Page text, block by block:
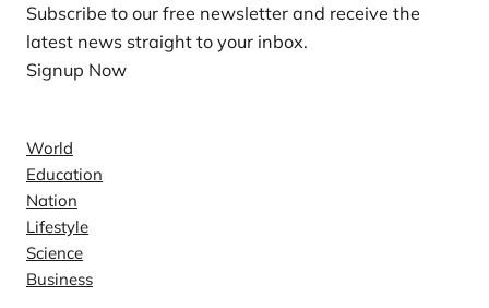
Subscribe to our free newsletter and receive the
latest news straight to your inbox.
Signup Now
World
Education
Nation
Lifestyle
Science
Business